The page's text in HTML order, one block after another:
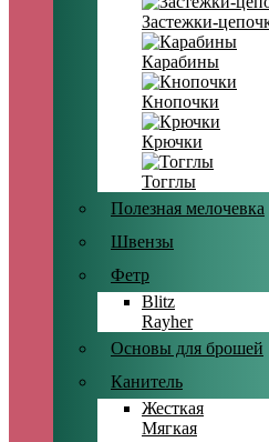
Застежки-
Карабины
Кнопочки
Крючки
Тогглы
Полезная мелочевка
Швензы
Фетр
Blitz
Rayher
Основы для брошей
Канитель
Жесткая
Мягкая